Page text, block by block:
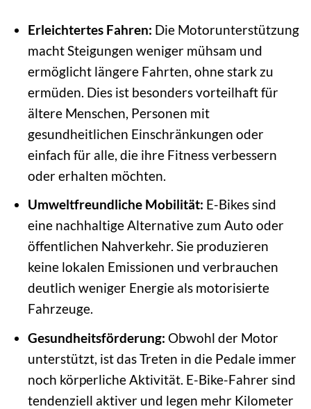
Erleichtertes Fahren: Die Motorunterstützung
macht Steigungen weniger mühsam und
ermöglicht längere Fahrten, ohne stark zu
ermüden. Dies ist besonders vorteilhaft für
ältere Menschen, Personen mit
gesundheitlichen Einschränkungen oder
einfach für alle, die ihre Fitness verbessern
oder erhalten möchten.
Umweltfreundliche Mobilität: E-Bikes sind
eine nachhaltige Alternative zum Auto oder
öffentlichen Nahverkehr. Sie produzieren
keine lokalen Emissionen und verbrauchen
deutlich weniger Energie als motorisierte
Fahrzeuge.
Gesundheitsförderung: Obwohl der Motor
unterstützt, ist das Treten in die Pedale immer
noch körperliche Aktivität. E-Bike-Fahrer sind
tendenziell aktiver und legen mehr Kilometer